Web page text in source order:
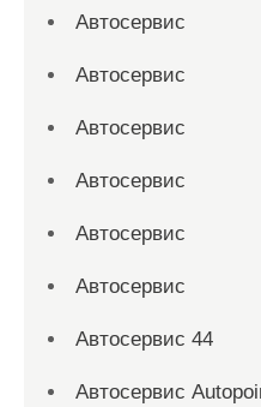
Автосервис
Автосервис
Автосервис
Автосервис
Автосервис
Автосервис
Автосервис 44
Автосервис